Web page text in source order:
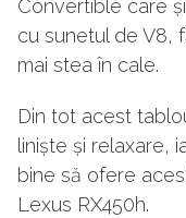
Convertible care
cu sunetul de V8,
mai stea în cale.
Din tot acest
liniște și relaxare,
bine să ofere
Lexus RX450h.